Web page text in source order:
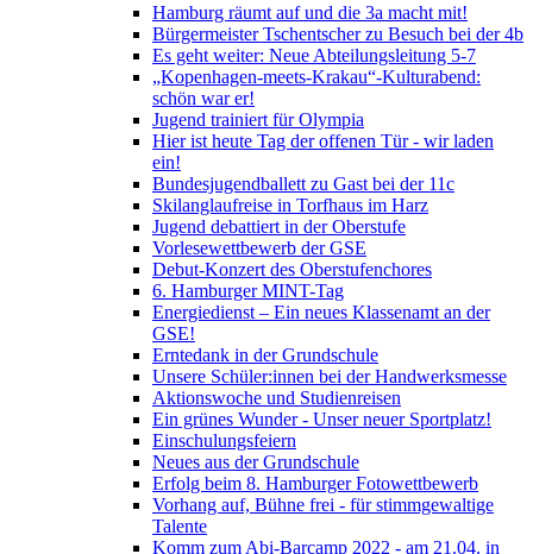
Hamburg räumt auf und die 3a macht mit!
Bürgermeister Tschentscher zu Besuch bei der 4b
Es geht weiter: Neue Abteilungsleitung 5-7
„Kopenhagen-meets-Krakau“-Kulturabend:
schön war er!
Jugend trainiert für Olympia
Hier ist heute Tag der offenen Tür - wir laden
ein!
Bundesjugendballett zu Gast bei der 11c
Skilanglaufreise in Torfhaus im Harz
Jugend debattiert in der Oberstufe
Vorlesewettbewerb der GSE
Debut-Konzert des Oberstufenchores
6. Hamburger MINT-Tag
Energiedienst – Ein neues Klassenamt an der
GSE!
Erntedank in der Grundschule
Unsere Schüler:innen bei der Handwerksmesse
Aktionswoche und Studienreisen
Ein grünes Wunder - Unser neuer Sportplatz!
Einschulungsfeiern
Neues aus der Grundschule
Erfolg beim 8. Hamburger Fotowettbewerb
Vorhang auf, Bühne frei - für stimmgewaltige
Talente
Komm zum Abi-Barcamp 2022 - am 21.04. in